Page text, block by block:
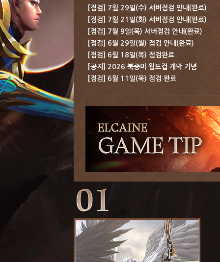
[점검] 7월 29일(수) 서버점검 안내(완료)
[점검] 7월 21일(화) 서버점검 안내(완료)
[점검] 7월 9일(목) 서버점검 안내(완료)
[점검] 6월 29일(월) 점검 안내(완료)
[점검] 6월 18일(목) 점검완료
[공지] 2026 북중미 월드컵 개막 기념 보상 지급 안내
[점검] 6월 11일(목) 점검 완료